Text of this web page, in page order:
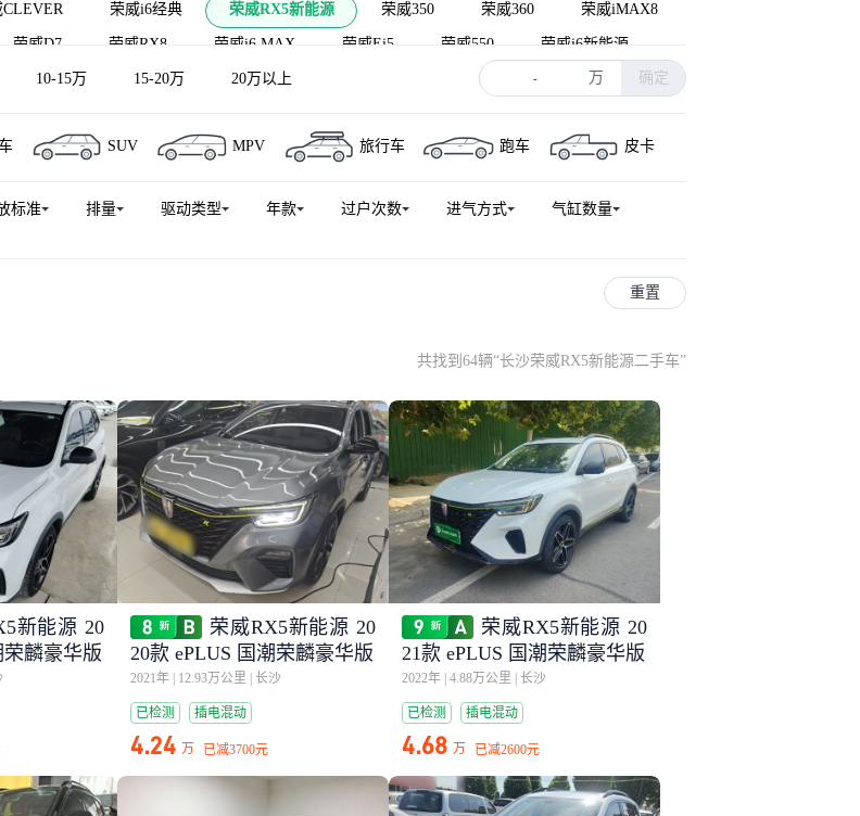
荣威i6经典 荣威RX5新能源 荣威350 荣威360 荣威iMAX8
荣威D7 荣威RX8 荣威i6 MAX 荣威Ei5 荣威550 荣威i6新能源
荣威iMAX8新能源 荣威D6 荣威M7 DMH 荣威i6
10-15万 15-20万 20万以上 - 万 确定
SUV MPV 旅行车 跑车
皮卡
标准 排量 驱动类型 年款 过户次数 进气方式
气缸数量
重置
共找到64辆“长沙荣威RX5新能源二手车”
新能源 20
荣麟豪华版
荣威RX5新能源 20
20款 ePLUS 国潮荣麟豪华版
2021年 12.93万公里 长沙
已检测 插电混动
4.24 万 已减3700元
荣威RX5新能源 20
21款 ePLUS 国潮荣麟豪华版
2022年 4.88万公里 长沙
已检测 插电混动
4.68 万 已减2600元